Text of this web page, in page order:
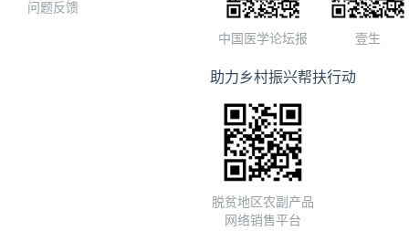
问题反馈
中国医学论坛报 壹生
助力乡村振兴帮扶行动
脱贫地区农副产品
网络销售平台